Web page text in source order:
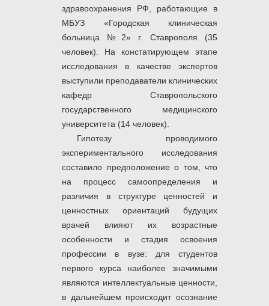
здравоохранения РФ, работающие в
МБУЗ «Городская клиническая
больница №2» г. Ставрополя (35
человек). На констатирующем этапе
исследования в качестве экспертов
выступили преподаватели клинических
кафедр Ставропольского
государственного медицинского
университета (14 человек).
Гипотезу проводимого
экспериментального исследования
составило предположение о том, что
на процесс самоопределения и
различия в структуре ценностей и
ценностных ориентаций будущих
врачей влияют их возрастные
особенности и стадия освоения
профессии в вузе: для студентов
первого курса наиболее значимыми
являются интеллектуальные ценности,
в дальнейшем происходит осознание